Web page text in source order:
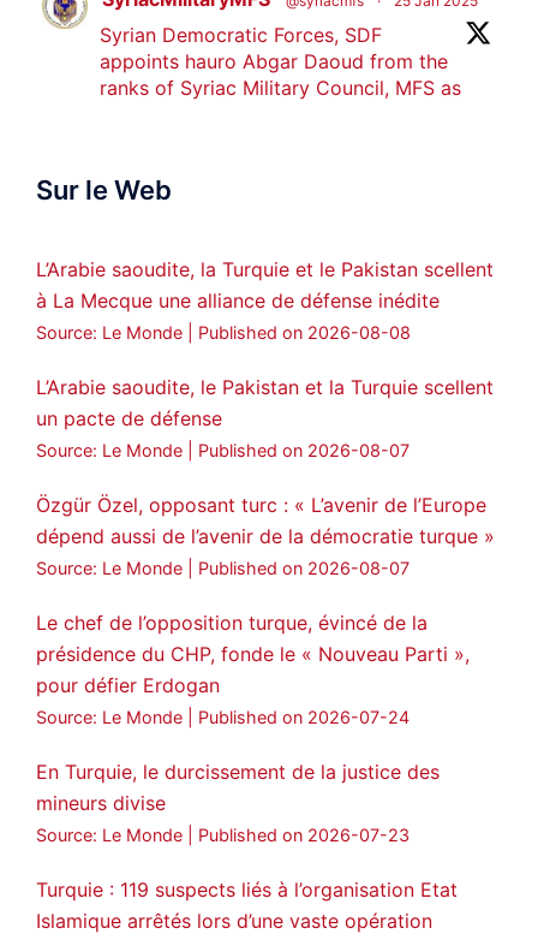
Syrian Democratic Forces, SDF
appoints hauro Abgar Daoud from the
ranks of Syriac Military Council, MFS as
ܟܫܝܪܘܬܐ ܒܘܠܝܬܐ ܚܘܪܐ ܐܒܓܪ
Amitiés kurdes de Bretagne a retweeté
MedyaNews @medyanews_ · 24 Jan 2025
statement on Abdullah Öcalan meeting
#AbdullahÖcalan #PeaceProcess
🔗https://medyanews.rs/h4lwBwQ
3 2 Twitter
Voir plus...
Sur le Web
L’Arabie saoudite, la Turquie et le Pakistan scellent
à La Mecque une alliance de défense inédite
Source: Le Monde Published on 2026-08-08
L’Arabie saoudite, le Pakistan et la Turquie scellent
un pacte de défense
Source: Le Monde Published on 2026-08-07
Özgür Özel, opposant turc : « L’avenir de l’Europe
dépend aussi de l’avenir de la démocratie turque »
Source: Le Monde Published on 2026-08-07
Le chef de l’opposition turque, évincé de la
présidence du CHP, fonde le « Nouveau Parti »,
pour défier Erdogan
Source: Le Monde Published on 2026-07-24
En Turquie, le durcissement de la justice des
mineurs divise
Source: Le Monde Published on 2026-07-23
Turquie : 119 suspects liés à l’organisation Etat
Islamique arrêtés lors d’une vaste opération